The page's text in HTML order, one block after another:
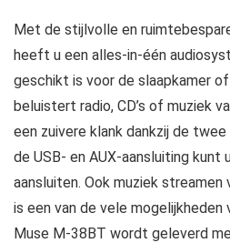
Met de stijlvolle en
heeft u een alles-in-één
geschikt is voor de slaapkamer
beluistert radio, CD’s of muziek
een zuivere klank dankzij de
de USB- en AUX-aansluiting
aansluiten. Ook muziek
is een van de vele mogelijkheden
Muse M-38BT wordt geleverd